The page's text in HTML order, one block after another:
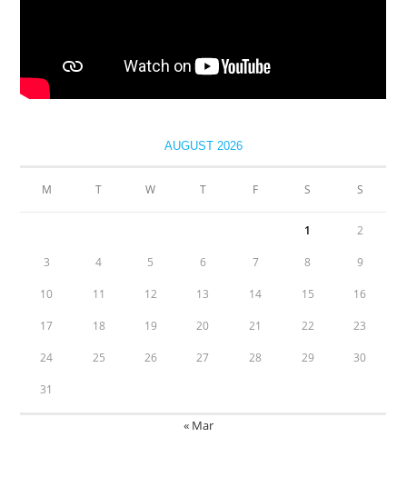
AUGUST 2026
M T W T F S S
1 2
3 4 5 6 7 8 9
10 11 12 13 14 15 16
17 18 19 20 21 22 23
24 25 26 27 28 29 30
31
« Mar